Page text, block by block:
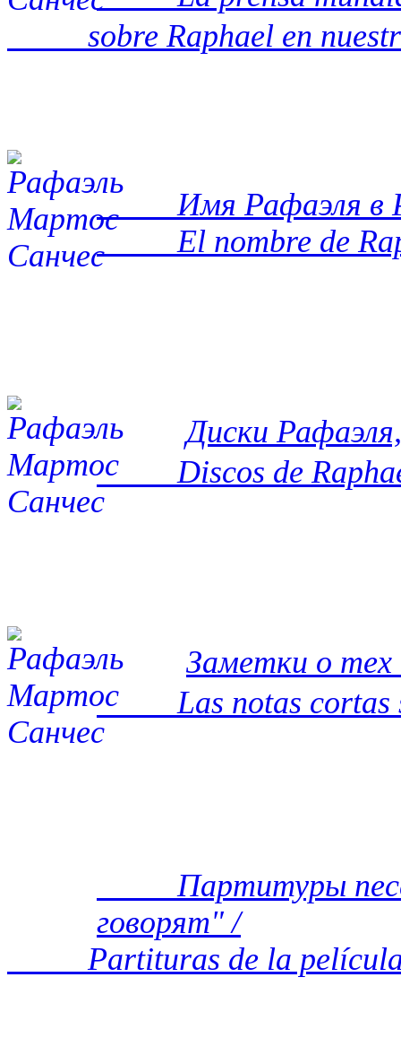
sobre Raphael en
Имя Рафаэля в
El nombre de
Диски
Discos de Raphael
Заметки о тех
Las notas cortas
Партитуры
говорят" /
Partituras de la película